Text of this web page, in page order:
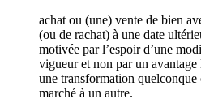
achat ou (une) vente de bien
(ou de rachat) à une date
motivée par l’espoir d’une
vigueur et non par un avantage
une transformation quelconque
marché à un autre.